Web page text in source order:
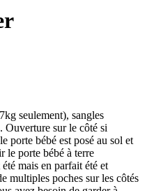
seulement), sangles
Ouverture sur le côté si
porte bébé est posé au sol et
le porte bébé à terre
mais en parfait été et
multiples poches sur les côtés